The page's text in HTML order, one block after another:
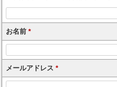
お名前 *
メールアドレス *